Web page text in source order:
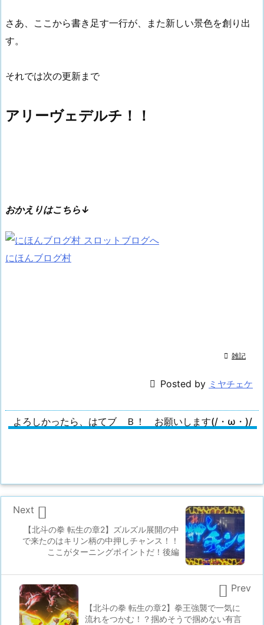
さあ、ここから書き足す一行が、また新しい景色を創り出
す。
それでは次の更新まで
アリーヴェデルチ！！
おかえりはこちら↓
にほんブログ村
 雑記
 Posted by ミヤチェケ
よろしかったら、はてブ Ｂ！ お願いします(/・ω・)/
【北斗の拳 転生の章2】ズルズル展開の中
で来たのはキリン柄の中押しチャンス！！
ここがターニングポイントだ！後編

Next
【北斗の拳 転生の章2】拳王強襲で一気に
流れをつかむ！？掴めそうで掴めない有言
 Prev